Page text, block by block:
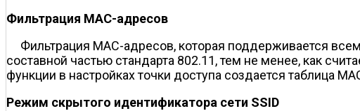
Фильтрация MAC-адресов
Фильтрация MAC-адресов, которая поддерживается
составной частью стандарта 802.11, тем не менее, как
функции в настройках точки доступа создается таблица
Режим скрытого идентификатора сети SSID